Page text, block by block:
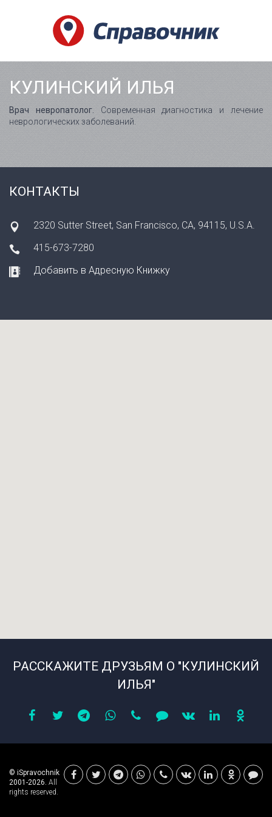
КУЛИНСКИЙ ИЛЬЯ
Врач невропатолог.
Современная диагностика и лечение
неврологических заболеваний.
КОНТАКТЫ
2320 Sutter Street, San Francisco, CA, 94115, U.S.A.
415-673-7280
Добавить в Адресную Книжку
РАССКАЖИТЕ ДРУЗЬЯМ О "КУЛИНСКИЙ
ИЛЬЯ"
© iSpravochnik
2001-2026. All
rights reserved.